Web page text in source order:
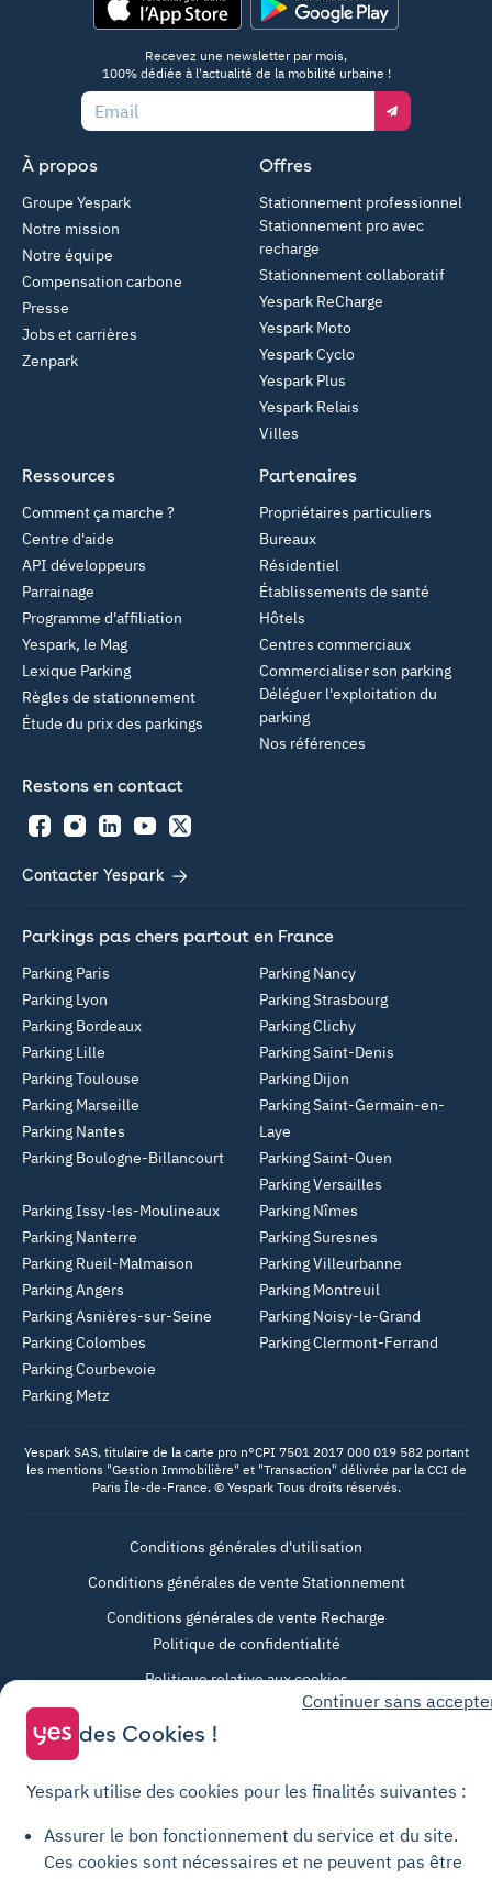
Recevez une newsletter par mois,
100% dédiée à l'actualité de la mobilité urbaine !
À propos
Groupe Yespark
Notre mission
Notre équipe
Compensation carbone
Presse
Jobs et carrières
Zenpark
Offres
Stationnement professionnel
Stationnement pro avec
recharge
Stationnement collaboratif
Yespark ReCharge
Yespark Moto
Yespark Cyclo
Yespark Plus
Yespark Relais
Villes
Partenaires
Propriétaires particuliers
Bureaux
Résidentiel
Établissements de santé
Hôtels
Centres commerciaux
Commercialiser son parking
Déléguer l'exploitation du
parking
Nos références
Ressources
Comment ça marche ?
Centre d'aide
API développeurs
Parrainage
Programme d'affiliation
Yespark, le Mag
Lexique Parking
Règles de stationnement
Étude du prix des parkings
Restons en contact
FacebookInstagramLinkedInYouTubeTwitter
Contacter Yespark
Parkings pas chers partout en France
Parking Paris
Parking Lyon
Parking Bordeaux
Parking Lille
Parking Toulouse
Parking Marseille
Parking Nantes
Parking Boulogne-Billancourt
Parking Nancy
Parking Strasbourg
Parking Clichy
Parking Saint-Denis
Parking Dijon
Parking Saint-Germain-en-
Laye
Parking Saint-Ouen
Parking Versailles
Parking Issy-les-Moulineaux
Parking Nanterre
Parking Rueil-Malmaison
Parking Angers
Parking Asnières-sur-Seine
Parking Colombes
Parking Courbevoie
Parking Metz
Parking Nîmes
Parking Suresnes
Parking Villeurbanne
Parking Montreuil
Parking Noisy-le-Grand
Parking Clermont-Ferrand
Yespark SAS, titulaire de la carte pro n°CPI 7501 2017 000 019 582 portant
les mentions "Gestion Immobilière" et "Transaction" délivrée par la CCI de
Paris Île-de-France. © Yespark Tous droits réservés.
Conditions générales d'utilisation
Conditions générales de vente Stationnement
Conditions générales de vente Recharge
Politique de confidentialité
Politique relative aux cookies
Paramètres des cookies
Charte de transparence
Continuer sans
des Cookies !
Yespark utilise des cookies pour les finalités suivantes :
Assurer le bon fonctionnement du service et du site.
Ces cookies sont nécessaires et ne peuvent pas être